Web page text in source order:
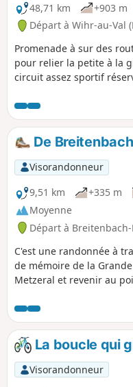
48,71 km
+903 m
Départ à Wihr-au-Val
Promenade à sur des
pour relier la petite à la
circuit assez sportif
et nécessite une certaine
De
Visorandonneur
9,51 km
+335 m
Moyenne
Départ à
C'est une randonnée à
de mémoire de la
Metzeral et revenir au
Fecht et sur les villages
La boucle qui
Visorandonneur